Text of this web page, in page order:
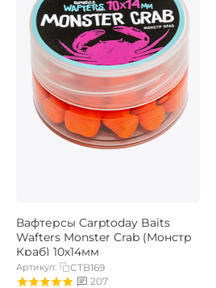
Вафтерсы Carptoday Baits
Wafters Monster Crab (Монстр
Краб) 10х14мм
Артикул:
CTB169
207